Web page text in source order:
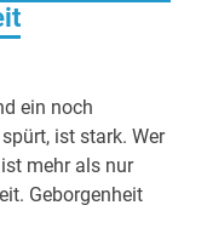
ein noch
ist stark. Wer
mehr als nur
Geborgenheit